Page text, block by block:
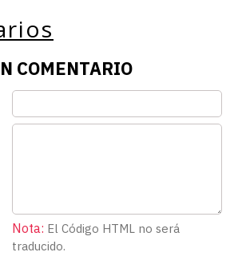
COMENTARIO
Nota: El Código HTML no será
traducido.